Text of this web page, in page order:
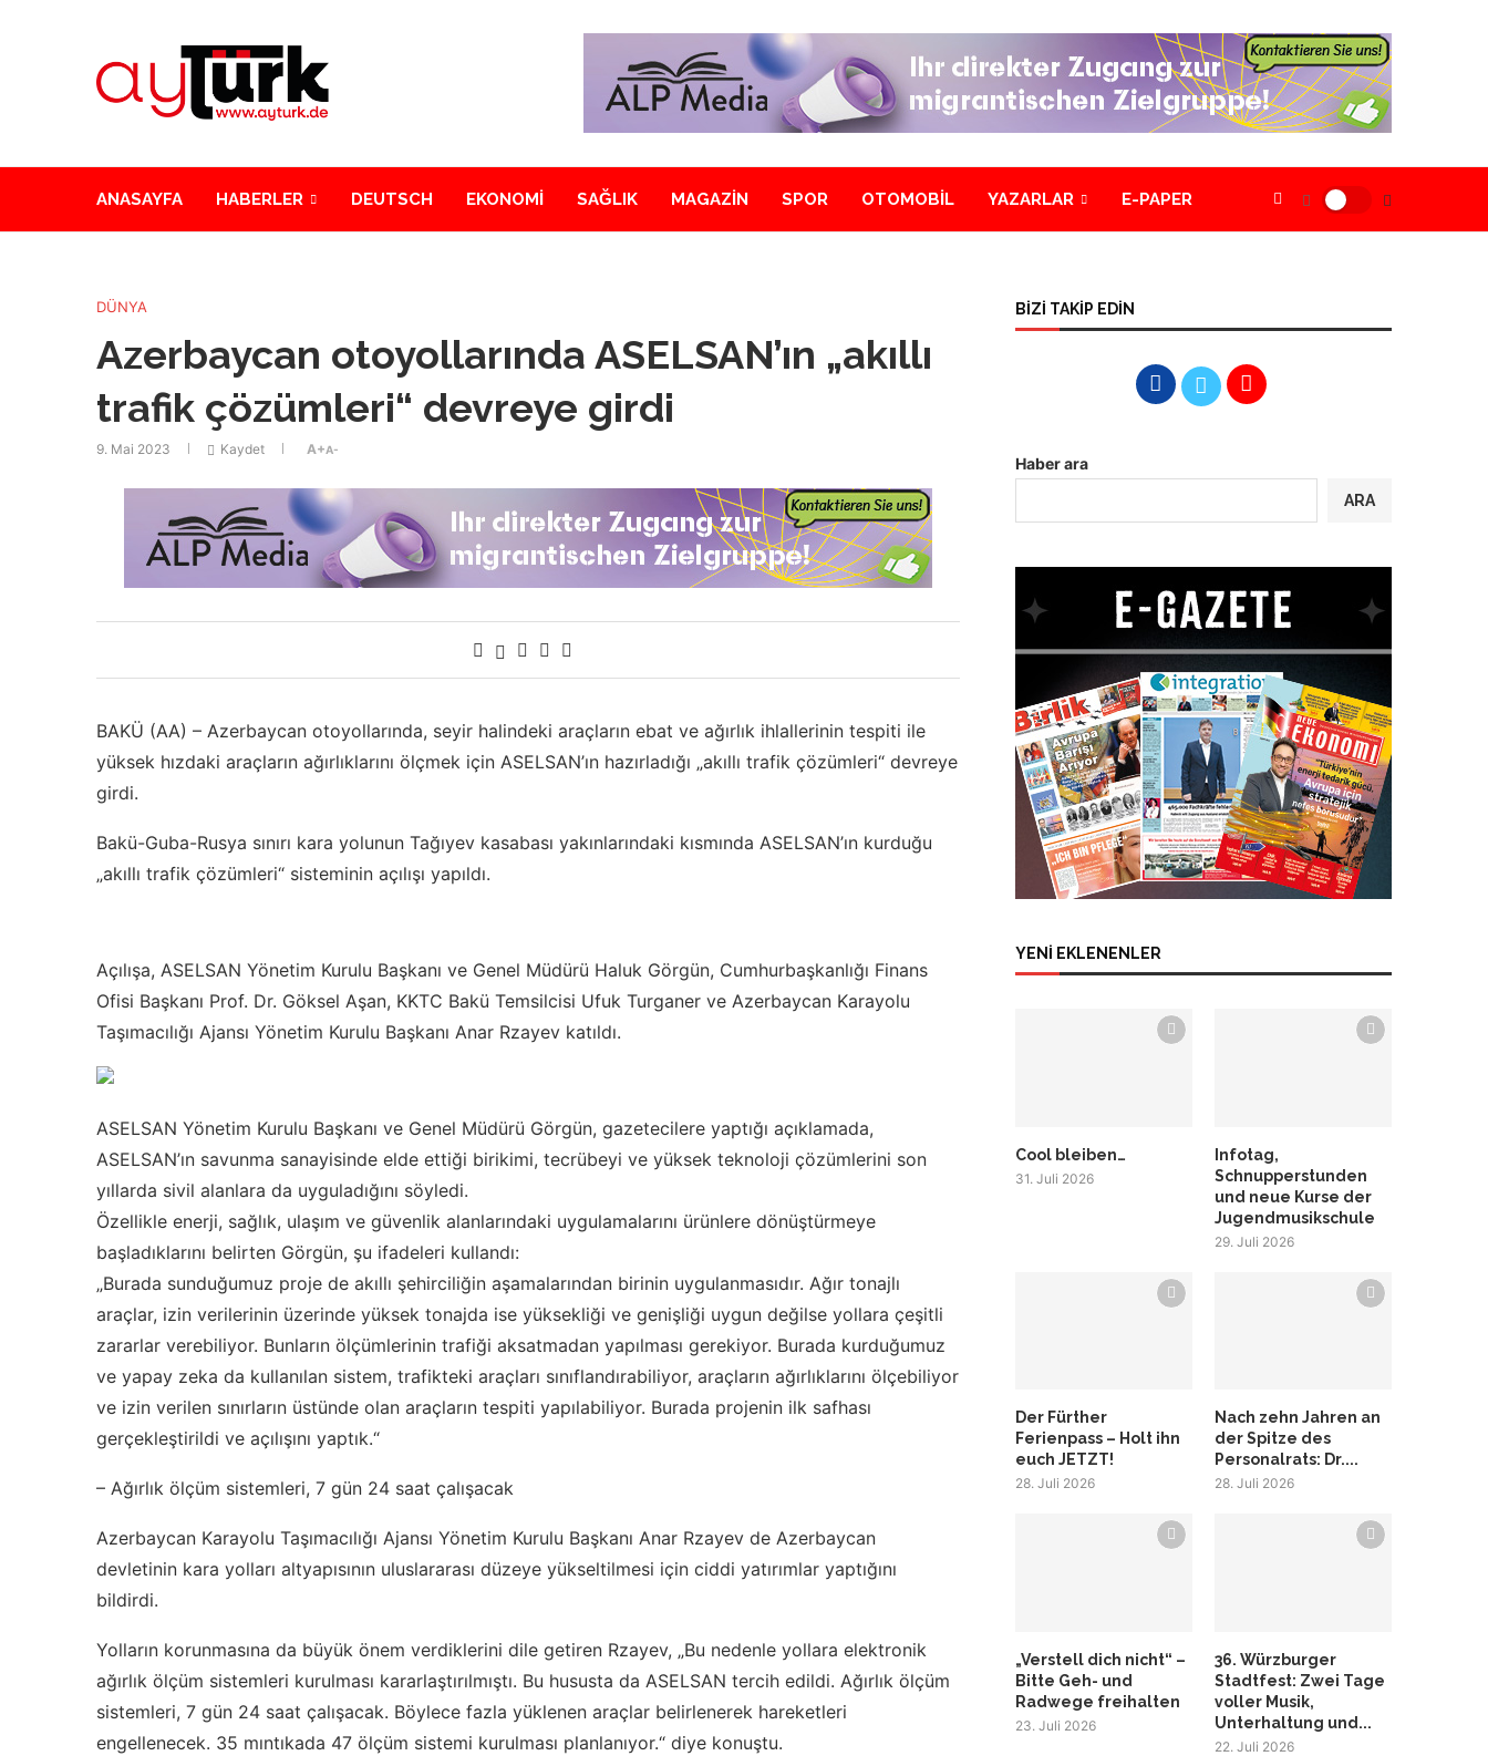
ANASAYFA HABERLER DEUTSCH EKONOMİ SAĞLIK MAGAZİN SPOR OTOMOBİL YAZARLAR E-PAPER
DÜNYA
Azerbaycan otoyollarında ASELSAN’ın „akıllı
trafik çözümleri“ devreye girdi
9. Mai 2023 Kaydet A+A-
BAKÜ (AA) – Azerbaycan otoyollarında, seyir halindeki araçların ebat ve ağırlık ihlallerinin tespiti ile
yüksek hızdaki araçların ağırlıklarını ölçmek için ASELSAN’ın hazırladığı „akıllı trafik çözümleri“ devreye
girdi.
Bakü-Guba-Rusya sınırı kara yolunun Tağıyev kasabası yakınlarındaki kısmında ASELSAN’ın kurduğu
„akıllı trafik çözümleri“ sisteminin açılışı yapıldı.
Açılışa, ASELSAN Yönetim Kurulu Başkanı ve Genel Müdürü Haluk Görgün, Cumhurbaşkanlığı Finans
Ofisi Başkanı Prof. Dr. Göksel Aşan, KKTC Bakü Temsilcisi Ufuk Turganer ve Azerbaycan Karayolu
Taşımacılığı Ajansı Yönetim Kurulu Başkanı Anar Rzayev katıldı.
ASELSAN Yönetim Kurulu Başkanı ve Genel Müdürü Görgün, gazetecilere yaptığı açıklamada,
ASELSAN’ın savunma sanayisinde elde ettiği birikimi, tecrübeyi ve yüksek teknoloji çözümlerini son
yıllarda sivil alanlara da uyguladığını söyledi.
Özellikle enerji, sağlık, ulaşım ve güvenlik alanlarındaki uygulamalarını ürünlere dönüştürmeye
başladıklarını belirten Görgün, şu ifadeleri kullandı:
„Burada sunduğumuz proje de akıllı şehirciliğin aşamalarından birinin uygulanmasıdır. Ağır tonajlı
araçlar, izin verilerinin üzerinde yüksek tonajda ise yüksekliği ve genişliği uygun değilse yollara çeşitli
zararlar verebiliyor. Bunların ölçümlerinin trafiği aksatmadan yapılması gerekiyor. Burada kurduğumuz
ve yapay zeka da kullanılan sistem, trafikteki araçları sınıflandırabiliyor, araçların ağırlıklarını ölçebiliyor
ve izin verilen sınırların üstünde olan araçların tespiti yapılabiliyor. Burada projenin ilk safhası
gerçekleştirildi ve açılışını yaptık.“
– Ağırlık ölçüm sistemleri, 7 gün 24 saat çalışacak
Azerbaycan Karayolu Taşımacılığı Ajansı Yönetim Kurulu Başkanı Anar Rzayev de Azerbaycan
devletinin kara yolları altyapısının uluslararası düzeye yükseltilmesi için ciddi yatırımlar yaptığını
bildirdi.
Yolların korunmasına da büyük önem verdiklerini dile getiren Rzayev, „Bu nedenle yollara elektronik
ağırlık ölçüm sistemleri kurulması kararlaştırılmıştı. Bu hususta da ASELSAN tercih edildi. Ağırlık ölçüm
sistemleri, 7 gün 24 saat çalışacak. Böylece fazla yüklenen araçlar belirlenerek hareketleri
engellenecek. 35 mıntıkada 47 ölçüm sistemi kurulması planlanıyor.“ diye konuştu.
BİZİ TAKİP EDİN
Haber ara
ARA
YENİ EKLENENLER
Cool bleiben…
31. Juli 2026
Infotag,
Schnupperstunden
und neue Kurse der
Jugendmusikschule
29. Juli 2026
Der Fürther
Ferienpass – Holt ihn
euch JETZT!
28. Juli 2026
Nach zehn Jahren an
der Spitze des
Personalrats: Dr....
28. Juli 2026
„Verstell dich nicht“ –
Bitte Geh- und
Radwege freihalten
23. Juli 2026
36. Würzburger
Stadtfest: Zwei Tage
voller Musik,
Unterhaltung und...
22. Juli 2026